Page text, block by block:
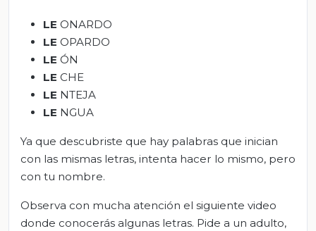
LE ONARDO
LE OPARDO
LE ÓN
LE CHE
LE NTEJA
LE NGUA
Ya que descubriste que hay palabras que inician
con las mismas letras, intenta hacer lo mismo, pero
con tu nombre.
Observa con mucha atención el siguiente video
donde conocerás algunas letras. Pide a un adulto,